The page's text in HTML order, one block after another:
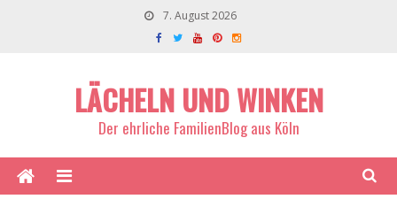
7. August 2026
LÄCHELN UND WINKEN
Der ehrliche FamilienBlog aus Köln